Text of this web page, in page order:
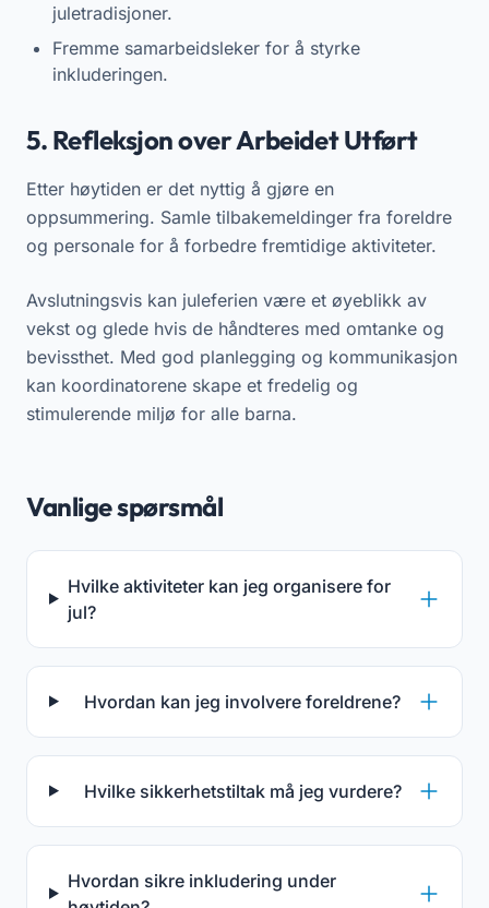
juletradisjoner.
Fremme samarbeidsleker for å styrke
inkluderingen.
5. Refleksjon over Arbeidet Utført
Etter høytiden er det nyttig å gjøre en
oppsummering. Samle tilbakemeldinger fra foreldre
og personale for å forbedre fremtidige aktiviteter.
Avslutningsvis kan juleferien være et øyeblikk av
vekst og glede hvis de håndteres med omtanke og
bevissthet. Med god planlegging og kommunikasjon
kan koordinatorene skape et fredelig og
stimulerende miljø for alle barna.
Vanlige spørsmål
Hvilke aktiviteter kan jeg organisere for
jul?
Hvordan kan jeg involvere foreldrene?
Hvilke sikkerhetstiltak må jeg vurdere?
Hvordan sikre inkludering under